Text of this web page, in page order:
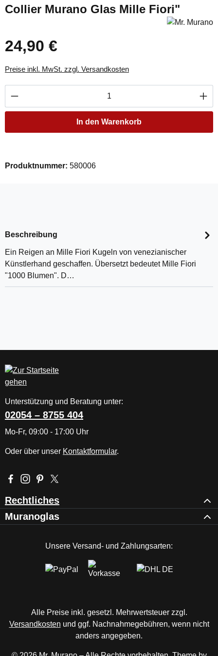
Collier Murano Glas Mille Fiori"
Regulärer Preis:
24,90 €
Preise inkl. MwSt. zzgl. Versandkosten
Produkt Anzahl: Gib den gewünschten
In den Warenkorb
Produktnummer: 580006
Beschreibung
Ein Reigen an Mille Fiori Kugeln von venezianischer
Künstlerhand geschaffen. Übersetzt bedeutet Mille Fiori
"1000 Blumen". D…
Unterstützung und Beratung unter:
02054 – 8755 404
Mo-Fr, 09:00 - 17:00 Uhr
Oder über unser Kontaktformular.
Besuche uns auf Facebook – öffnet in neuem Tab (externer
Schau auf Instagram vorbei – öffnet in neuem Tab
Lass dich auf Pinterest inspirieren – öffnet in neuem
Folge uns auf X – öffnet in neuem Tab (externer
Rechtliches
Muranoglas
Unsere Versand- und Zahlungsarten:
Alle Preise inkl. gesetzl. Mehrwertsteuer zzgl.
Versandkosten und ggf. Nachnahmegebühren, wenn nicht
anders angegeben.